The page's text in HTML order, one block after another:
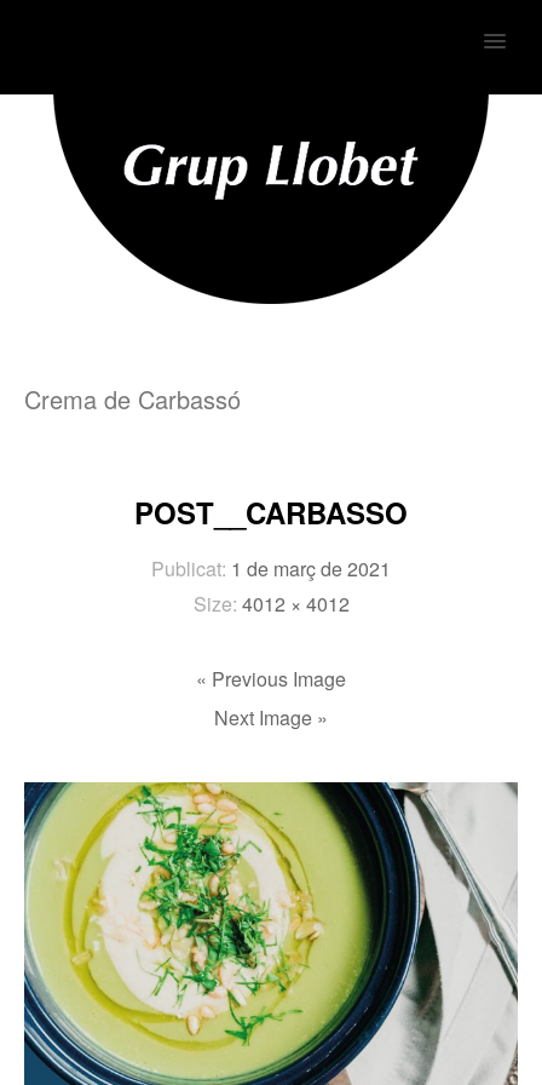
MENU
Crema de Carbassó
POST__CARBASSO
Publicat: 1 de març de 2021
Size: 4012 × 4012
« Previous Image
Next Image »